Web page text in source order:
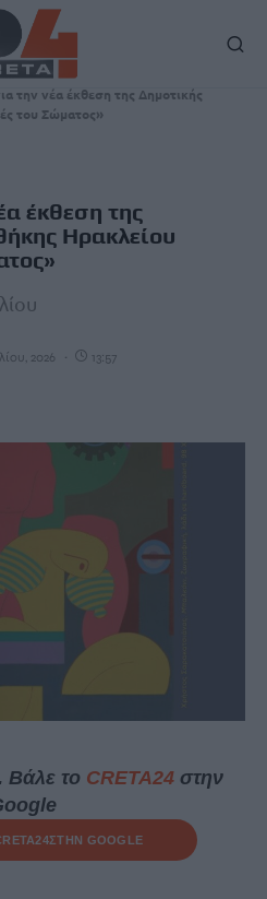
την νέα έκθεση της Δημοτικής
του Σώματος»
έκθεση της
Ηρακλείου
2026 13:57
Βάλε το CRETA24στην
ΣΤΗΝ GOOGLE